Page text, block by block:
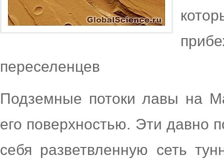
переселенцев
Подземные потоки лавы на
его поверхностью. Эти давно
себя разветвленную сеть